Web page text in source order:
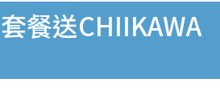
餐送CHIIKAWA